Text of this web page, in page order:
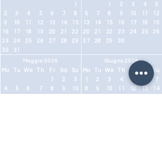
1
2
3 4 5 6 7
8
9
10 11 12 13 14
15
16
17 18 19 20 21
22
23
24 25 26 27 28
29
30
31
Maggio 2026
Mo Tu We Th Fr Sa
Su
1
2
3
4
5 6 7 8 9
10
1
2 3 4
5
6
7 8 9 10 11
12
13
14 15 16 17 18
19
20
21 22 23 24 25
26
27
28 29 30
Giugno 2026
Mo Tu We Th
Su
1
2 3 4
7
8
9 10 11 12 13
14